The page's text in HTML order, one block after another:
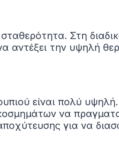
Στη
αντέξει την υψηλή
είναι πολύ
να
για να